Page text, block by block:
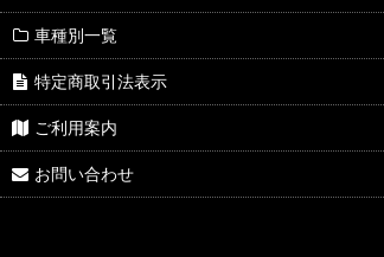
車種別一覧
特定商取引法表示
ご利用案内
お問い合わせ